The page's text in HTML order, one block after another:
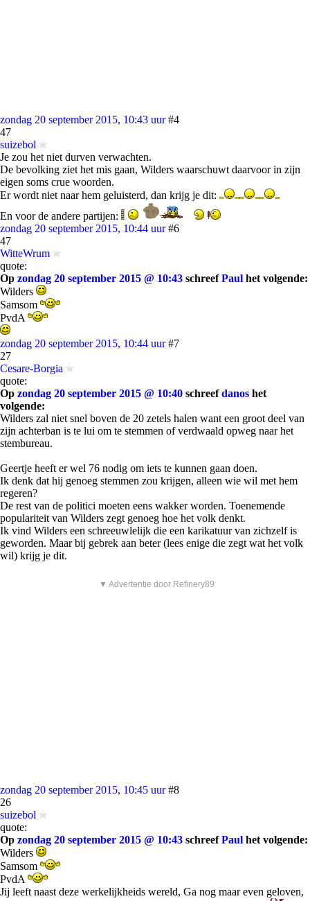
zondag 20 september 2015, 10:43 uur #4
47
suizebol
Je zou het niet durven verwachten.
De bevolking ziet het mis gaan, Wilders waarschuwt daarvoor in zijn
eigen soms crue woorden.
Er wordt niet naar hem geluisterd, dan krijg je dit:
En voor de andere partijen:
zondag 20 september 2015, 10:44 uur #6
47
WitteWrum
quote:
Op zondag 20 september 2015 @ 10:43 schreefPaul het volgende:
Wilders
Samsom
PvdA
zondag 20 september 2015, 10:44 uur #7
27
Cesare-Borgia
quote:
Op zondag 20 september 2015 @ 10:40 schreefdanos het
volgende:
Wilders zal niet snel boven de 20 zetels halen want een groot deel van
zijn achterban is te lui om te stemmen of verdwaald opweg naar het
stembureau.
Geertje heeft er wel 76 nodig om iets te kunnen gaan doen.
Ik denk dat hij genoeg stemmen zou krijgen, alleen wie wil met hem
regeren?
De rest van de politici moeten eens wakker worden. Toenemende
populariteit van Wilders zegt genoeg hoe het volk denkt.
Ik vind Wilders een schreeuwlelijk die een karikatuur van zichzelf is
geworden. Maar bij gebrek aan beter (lees enige die zegt wat het volk
wil) krijg je dit.
▼ Advertentie door Refinery89
zondag 20 september 2015, 10:45 uur #8
26
suizebol
quote:
Op zondag 20 september 2015 @ 10:43 schreefPaul het volgende:
Wilders
Samsom
PvdA
Jij leeft naast deze werkelijkheids wereld, Ga nog maar even geloven,